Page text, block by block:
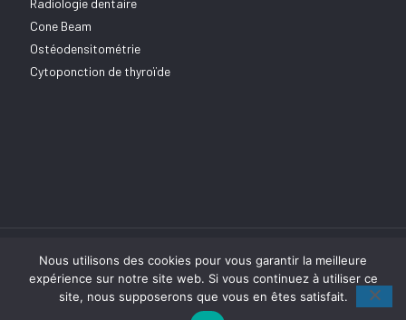
Radiologie dentaire
Cone Beam
Ostéodensitométrie
Cytoponction de thyroïde
Nous utilisons des cookies pour vous garantir la meilleure
expérience sur notre site web. Si vous continuez à utiliser ce
site, nous supposerons que vous en êtes satisfait.